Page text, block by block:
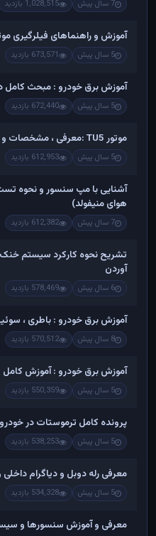
7 سال پیش 1,028,515 بازدید
آموزش و راهنماهای فیلرگیری
5 سال پیش 673,571 بازدید
آموزش برق خودرو : مبحث کامل
5 سال پیش 672,440 بازدید
موتور TU5 :معرفی ، مشخصات و فیلم کامل تشریح اجزاء و باز کردن
5 سال پیش 612,953 بازدید
آشنایی با مپ سنسور و نحوه
هوای منیفولد)
7 سال پیش 612,382 بازدید
تشریح نحوه کارکرد سیستم
آوردن
6 سال پیش 578,469 بازدید
آموزش برق خودرو : باطری ، سوئیچ
8 سال پیش 570,512 بازدید
آموزش برق خودرو : آموزش کامل
5 سال پیش 550,359 بازدید
پرونده کامل ترموستات در خودرو
5 سال پیش 538,253 بازدید
معرفی رله دوبل و دیاگرام
5 سال پیش 534,328 بازدید
معرفی و آموزش سنسورها و